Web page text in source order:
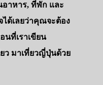
อาหาร, ที่พัก และ
ได้เลยว่าคุณจะต้อง
นที่เราเขียน
ว มาเที่ยวญี่ปุ่นด้วย